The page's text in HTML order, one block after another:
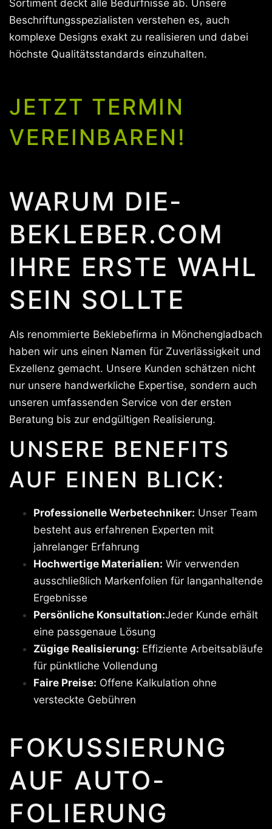
Sortiment deckt alle Bedürfnisse ab. Unsere
Beschriftungsspezialisten verstehen es, auch
komplexe Designs exakt zu realisieren und dabei
höchste Qualitätsstandards einzuhalten.
JETZT TERMIN
VEREINBAREN!
WARUM DIE-
BEKLEBER.COM
IHRE ERSTE WAHL
SEIN SOLLTE
Als renommierte Beklebefirma in Mönchengladbach
haben wir uns einen Namen für Zuverlässigkeit und
Exzellenz gemacht. Unsere Kunden schätzen nicht
nur unsere handwerkliche Expertise, sondern auch
unseren umfassenden Service von der ersten
Beratung bis zur endgültigen Realisierung.
UNSERE BENEFITS
AUF EINEN BLICK:
Professionelle Werbetechniker: Unser Team
besteht aus erfahrenen Experten mit
jahrelanger Erfahrung
Hochwertige Materialien: Wir verwenden
ausschließlich Markenfolien für langanhaltende
Ergebnisse
Persönliche Konsultation:Jeder Kunde erhält
eine passgenaue Lösung
Zügige Realisierung: Effiziente Arbeitsabläufe
für pünktliche Vollendung
Faire Preise: Offene Kalkulation ohne
versteckte Gebühren
FOKUSSIERUNG
AUF AUTO-
FOLIERUNG